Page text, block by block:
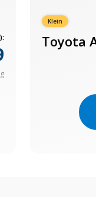
Klein
Toyota